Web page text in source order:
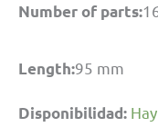
Number of parts:
Length:95 mm
Disponibilidad: